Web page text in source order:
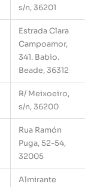
s/n, 36201
Estrada Clara
Campoamor,
341. Babio.
Beade, 36312
R/ Meixoeiro,
s/n, 36200
Rua Ramón
Puga, 52-54,
32005
Almirante